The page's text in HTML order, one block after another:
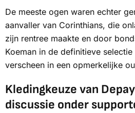
De meeste ogen waren echter
aanvaller van Corinthians, die
zijn rentree maakte en door
Koeman in de definitieve
verscheen in een opmerkelijke
Kledingkeuze van
discussie onder